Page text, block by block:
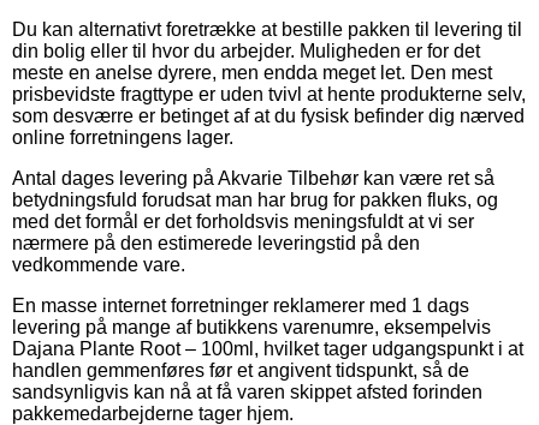
Du kan alternativt foretrække at bestille pakken til levering til
din bolig eller til hvor du arbejder. Muligheden er for det
meste en anelse dyrere, men endda meget let. Den mest
prisbevidste fragttype er uden tvivl at hente produkterne selv,
som desværre er betinget af at du fysisk befinder dig nærved
online forretningens lager.
Antal dages levering på Akvarie Tilbehør kan være ret så
betydningsfuld forudsat man har brug for pakken fluks, og
med det formål er det forholdsvis meningsfuldt at vi ser
nærmere på den estimerede leveringstid på den
vedkommende vare.
En masse internet forretninger reklamerer med 1 dags
levering på mange af butikkens varenumre, eksempelvis
Dajana Plante Root – 100ml, hvilket tager udgangspunkt i at
handlen gemmenføres før et angivent tidspunkt, så de
sandsynligvis kan nå at få varen skippet afsted forinden
pakkemedarbejderne tager hjem.